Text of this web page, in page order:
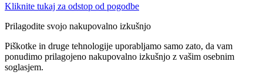
Kliknite tukaj za odstop od pogodbe
Prilagodite svojo nakupovalno izkušnjo
Piškotke in druge tehnologije uporabljamo samo zato, da vam
ponudimo prilagojeno nakupovalno izkušnjo z vašim osebnim
soglasjem.